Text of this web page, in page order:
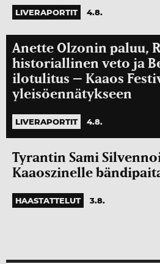
LIVERAPORTIT 4.8.
Anette Olzonin paluu,
historiallinen veto ja
ilotulitus – Kaaos
yleisöennätykseen
LIVERAPORTIT 4.8.
Tyrantin Sami
Kaaoszinelle
HAASTATTELUT 3.8.